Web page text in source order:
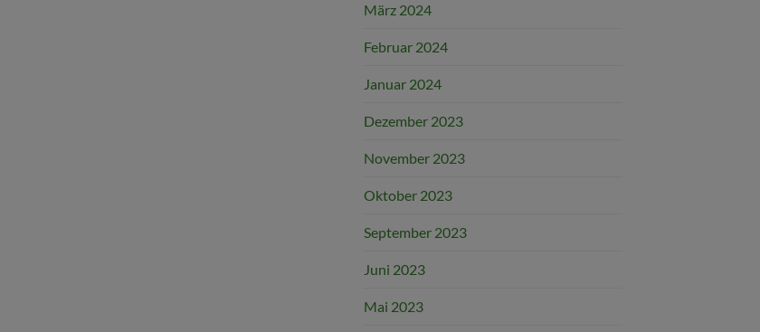
März 2024
Februar 2024
Januar 2024
Dezember 2023
November 2023
Oktober 2023
September 2023
Juni 2023
Mai 2023